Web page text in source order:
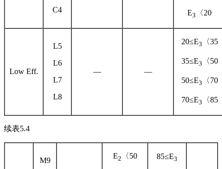
C4 E3 〈20
Low Eff.
L5
L6
L7
L8
— —
20≤E3 〈35
35≤E3 〈50
50≤E3 〈70
70≤E3 〈85
续表5.4
M9
E2 〈50 85≤E3